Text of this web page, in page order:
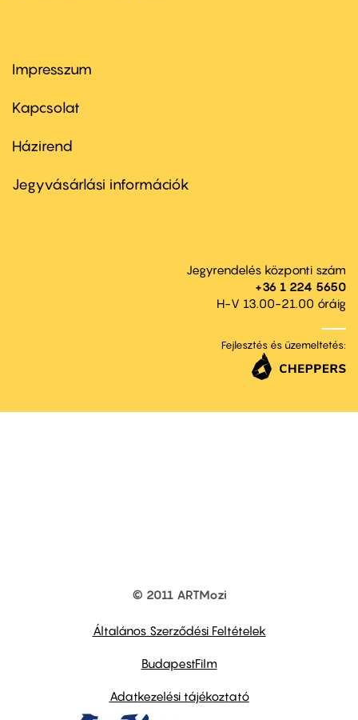
Footer
first
Impresszum
Kapcsolat
Footer
second
Házirend
Jegyvásárlási információk
Jegyrendelés központi szám
+36 1 224 5650
H-V 13.00-21.00 óráig
Fejlesztés és üzemeltetés:
© 2011 ARTMozi
Általános Szerződési Feltételek
BudapestFilm
Adatkezelési tájékoztató